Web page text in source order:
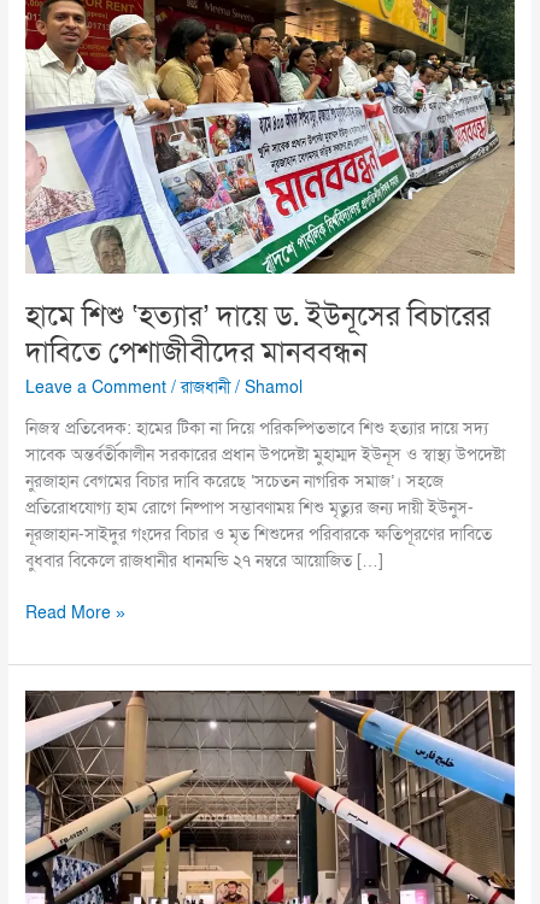
হামে শিশু ‘হত্যার’ দায়ে ড. ইউনূসের বিচারের
দাবিতে পেশাজীবীদের মানববন্ধন
Leave a Comment /রাজধানী/Shamol
নিজস্ব প্রতিবেদক: হামের টিকা না দিয়ে পরিকল্পিতভাবে শিশু হত্যার দায়ে সদ্য
সাবেক অন্তর্বর্তীকালীন সরকারের প্রধান উপদেষ্টা মুহাম্মদ ইউনূস ও স্বাস্থ্য উপদেষ্টা
নুরজাহান বেগমের বিচার দাবি করেছে ‘সচেতন নাগরিক সমাজ’। সহজে
প্রতিরোধযোগ্য হাম রোগে নিষ্পাপ সম্ভাবণাময় শিশু মৃত্যুর জন্য দায়ী ইউনুস-
নূরজাহান-সাইদুর গংদের বিচার ও মৃত শিশুদের পরিবারকে ক্ষতিপূরণের দাবিতে
বুধবার বিকেলে রাজধানীর ধানমন্ডি ২৭ নম্বরে আয়োজিত […]
ড.
ইউনূসের
বিচারের
দাবিতে
পেশাজীবীদের
মানববন্ধন
Read More »
ইরানে
সচল
৯০%
ভূগর্ভস্থ
ক্ষেপণাস্ত্র
ঘাঁটি